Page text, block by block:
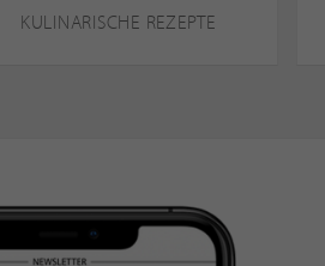
KULINARISCHE REZEPTE